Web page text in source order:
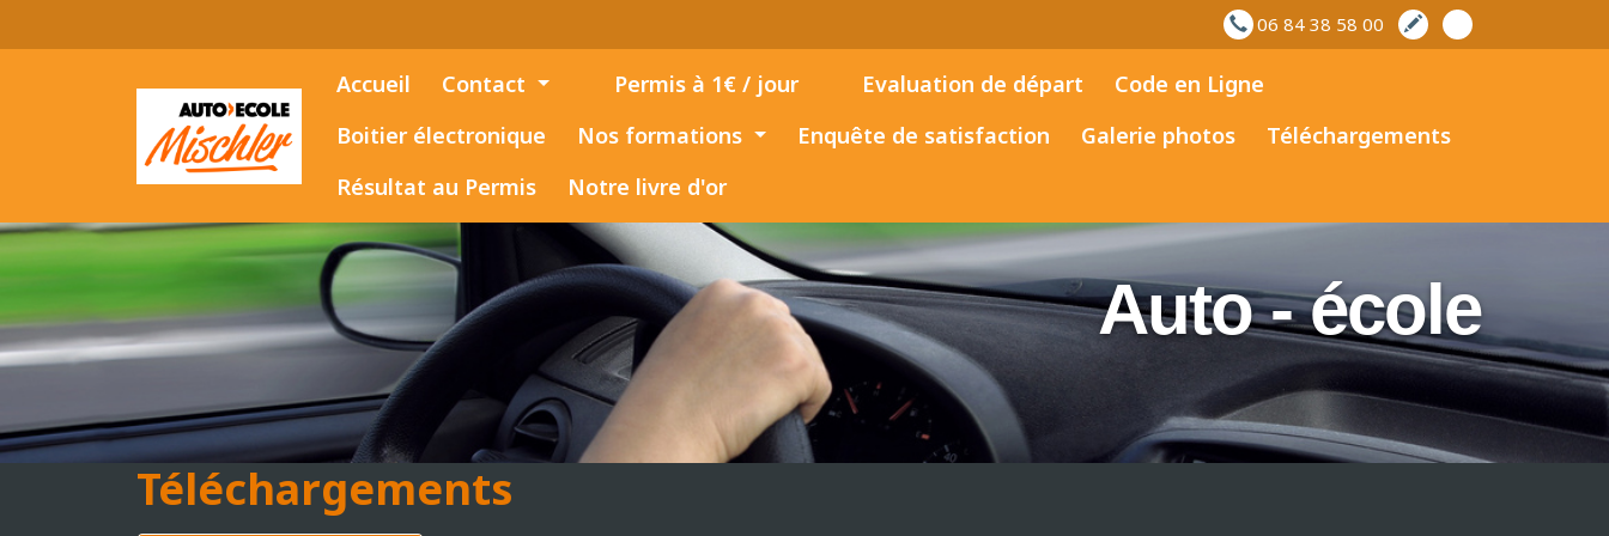
06 84 38 58 00
Accueil Contact Permis à 1€ / jour Evaluation de départ
Code en Ligne
Boitier électronique
Nos formations Enquête de satisfaction Galerie photos
Téléchargements
Résultat au Permis
Notre livre d'or
Auto - école
Téléchargements